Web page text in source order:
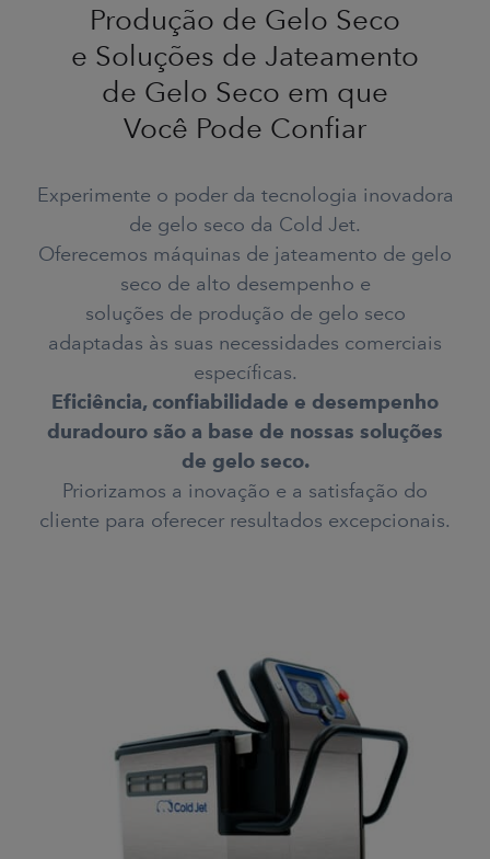
Produção de Gelo Seco
e Soluções de Jateamento
de Gelo Seco em que
Você Pode Confiar
Experimente o poder da tecnologia inovadora
de gelo seco da Cold Jet.
Oferecemos máquinas de jateamento de gelo
seco de alto desempenho e
soluções de produção de gelo seco
adaptadas às suas necessidades comerciais
específicas.
Eficiência, confiabilidade e desempenho
duradouro são a base de nossas soluções
de gelo seco.
Priorizamos a inovação e a satisfação do
cliente para oferecer resultados excepcionais.